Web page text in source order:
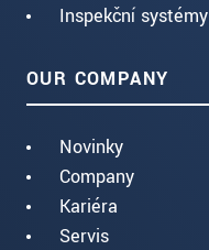
Inspekční systémy
OUR COMPANY
Novinky
Company
Kariéra
Servis